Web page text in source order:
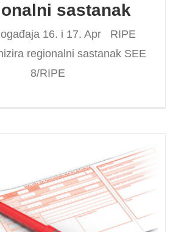
sastanak
16. i 17. Apr RIPE
regionalni sastanak SEE
8/RIPE